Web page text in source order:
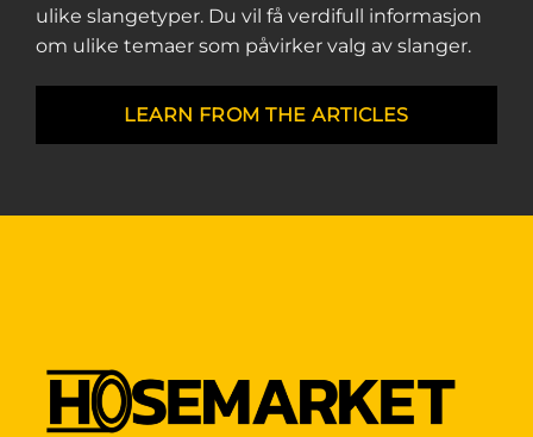
ulike slangetyper. Du vil få verdifull informasjon
om ulike temaer som påvirker valg av slanger.
LEARN FROM THE ARTICLES